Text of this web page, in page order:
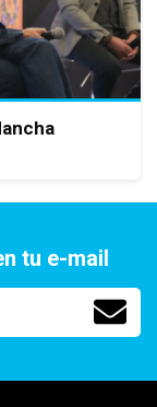
tu e-mail